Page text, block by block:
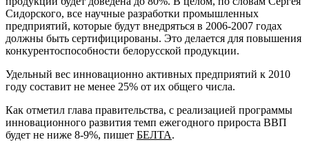
Сидорского, все научные разработки промышленных
предприятий, которые будут внедряться в 2006-2007 годах
должны быть сертифицированы. Это делается для повышения
конкурентоспособности белорусской продукции.
Удельный вес инновационно активных предприятий к 2010
году составит не менее 25% от их общего числа.
Как отметил глава правительства, с реализацией программы
инновационного развития темп ежегодного прироста ВВП
будет не ниже 8-9%, пишет БЕЛТА.